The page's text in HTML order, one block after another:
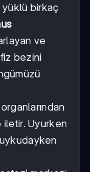
yüklü birkaç
ve
bezini
Uyurken
uykudayken